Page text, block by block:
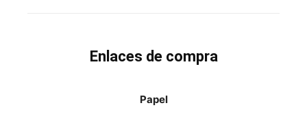
Enlaces de compra
Papel